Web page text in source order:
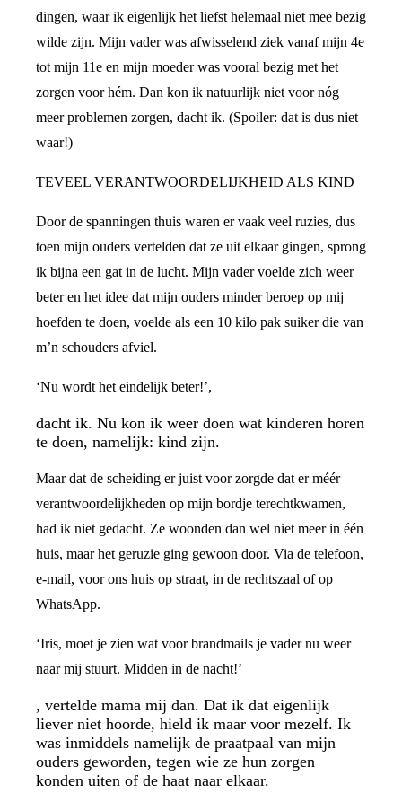
dingen, waar ik eigenlijk het liefst helemaal niet mee bezig
wilde zijn. Mijn vader was afwisselend ziek vanaf mijn 4e
tot mijn 11e en mijn moeder was vooral bezig met het
zorgen voor hém. Dan kon ik natuurlijk niet voor nóg
meer problemen zorgen, dacht ik. (Spoiler: dat is dus niet
waar!)
TEVEEL VERANTWOORDELIJKHEID ALS KIND
Door de spanningen thuis waren er vaak veel ruzies, dus
toen mijn ouders vertelden dat ze uit elkaar gingen, sprong
ik bijna een gat in de lucht. Mijn vader voelde zich weer
beter en het idee dat mijn ouders minder beroep op mij
hoefden te doen, voelde als een 10 kilo pak suiker die van
m’n schouders afviel.
‘Nu wordt het eindelijk beter!’,
dacht ik. Nu kon ik weer doen wat kinderen horen
te doen, namelijk: kind zijn.
Maar dat de scheiding er juist voor zorgde dat er méér
verantwoordelijkheden op mijn bordje terechtkwamen,
had ik niet gedacht. Ze woonden dan wel niet meer in één
huis, maar het geruzie ging gewoon door. Via de telefoon,
e-mail, voor ons huis op straat, in de rechtszaal of op
WhatsApp.
‘Iris, moet je zien wat voor brandmails je vader nu weer
naar mij stuurt. Midden in de nacht!’
, vertelde mama mij dan. Dat ik dat eigenlijk
liever niet hoorde, hield ik maar voor mezelf. Ik
was inmiddels namelijk de praatpaal van mijn
ouders geworden, tegen wie ze hun zorgen
konden uiten of de haat naar elkaar.